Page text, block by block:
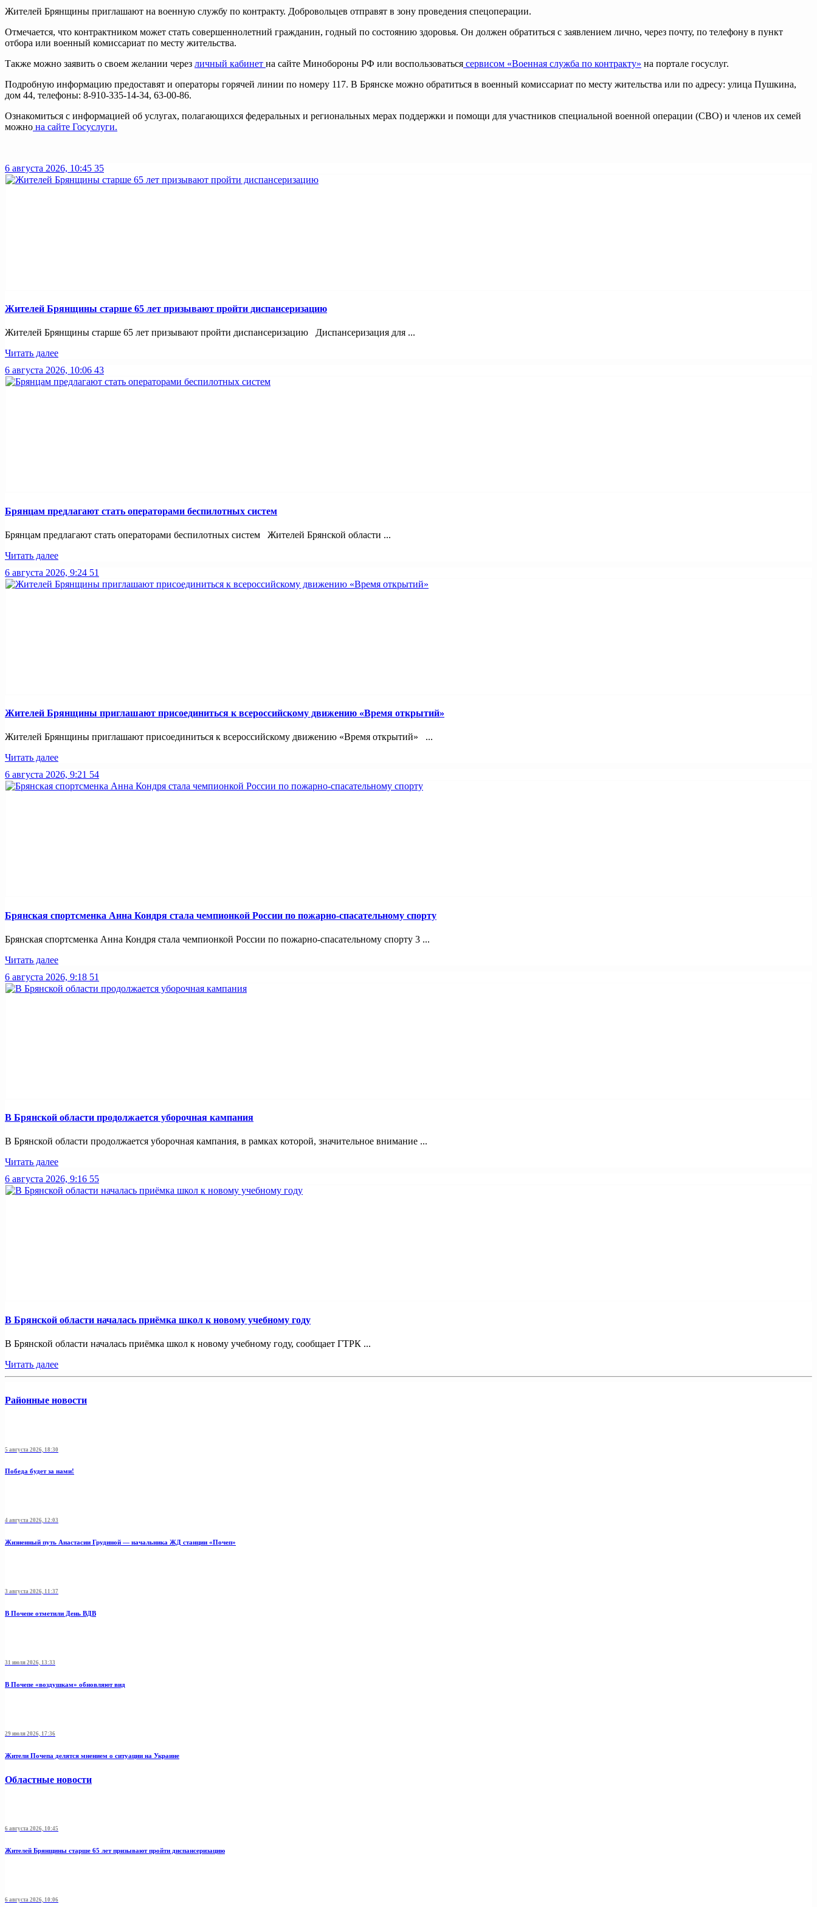
Жителей Брянщины приглашают на военную службу по контракту. Добровольцев отправят в зону проведения спецоперации.
Отмечается, что контрактником может стать совершеннолетний гражданин, годный по состоянию здоровья. Он должен обратиться с заявлением лично, через почту, по телефону в пункт
отбора или военный комиссариат по месту жительства.
Также можно заявить о своем желании через личный кабинет на сайте Минобороны РФ или воспользоваться сервисом «Военная служба по контракту» на портале госуслуг.
Подробную информацию предоставят и операторы горячей линии по номеру 117. В Брянске можно обратиться в военный комиссариат по месту жительства или по адресу: улица Пушкина,
дом 44, телефоны: 8-910-335-14-34, 63-00-86.
Ознакомиться с информацией об услугах, полагающихся федеральных и региональных мерах поддержки и помощи для участников специальной военной операции (СВО) и членов их семей
можно на сайте Госуслуги.
6 августа 2026, 10:45 35
Жителей Брянщины старше 65 лет призывают пройти диспансеризацию
Жителей Брянщины старше 65 лет призывают пройти диспансеризацию Диспансеризация для ...
Читать далее
6 августа 2026, 10:06 43
Брянцам предлагают стать оперaторами бeспилотных систeм
Брянцам предлагают стать оперaторами бeспилотных систeм Жителей Брянской области ...
Читать далее
6 августа 2026, 9:24 51
Жителей Брянщины приглашают присоединиться к всероссийскому движению «Время открытий»
Жителей Брянщины приглашают присоединиться к всероссийскому движению «Время открытий» ...
Читать далее
6 августа 2026, 9:21 54
Брянская спортсменка Анна Кондря стала чемпионкой России по пожарно-спасательному спорту
Брянская спортсменка Анна Кондря стала чемпионкой России по пожарно-спасательному спорту 3 ...
Читать далее
6 августа 2026, 9:18 51
В Брянской области продолжается уборочная кампания
В Брянской области продолжается уборочная кампания, в рамках которой, значительное внимание ...
Читать далее
6 августа 2026, 9:16 55
В Брянской области началась приёмка школ к новому учебному году
В Брянской области началась приёмка школ к новому учебному году, сообщает ГТРК ...
Читать далее
Районные новости
5 августа 2026, 18:30
Победа будет за нами!
4 августа 2026, 12:03
Жизненный путь Анастасии Грудиной — начальника ЖД станции «Почеп»
3 августа 2026, 11:37
В Почепе отметили День ВДВ
31 июля 2026, 13:33
В Почепе «воздушкам» обновляют вид
29 июля 2026, 17:36
Жители Почепа делятся мнением о ситуации на Украине
Областные новости
6 августа 2026, 10:45
Жителей Брянщины старше 65 лет призывают пройти диспансеризацию
6 августа 2026, 10:06